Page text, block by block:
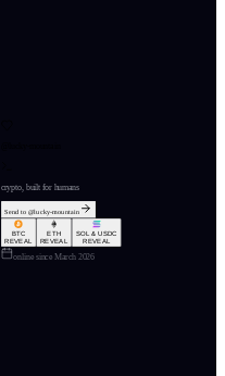
crypto, built for humans
Send to @lucky-mountain
BTC
REVEAL
ETH
REVEAL
SOL & USDC
REVEAL
online sinceMarch 2026